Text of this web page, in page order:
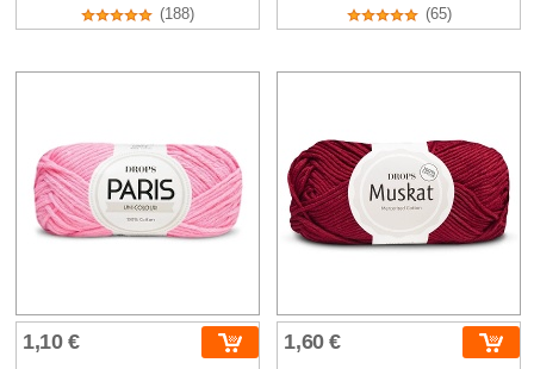
(188)
(65)
1,10 € 1,60 €